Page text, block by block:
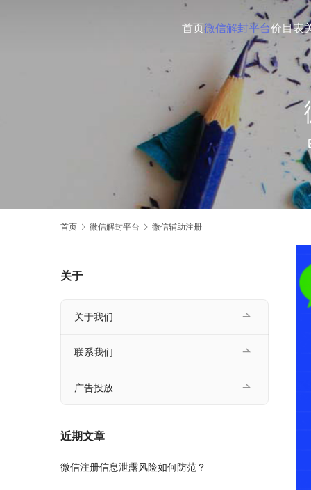
首页微信解封平台价目表
首页 微信解封平台 微信辅助注册
关于
关于我们
联系我们
广告投放
近期文章
微信注册信息泄露风险如何防范？